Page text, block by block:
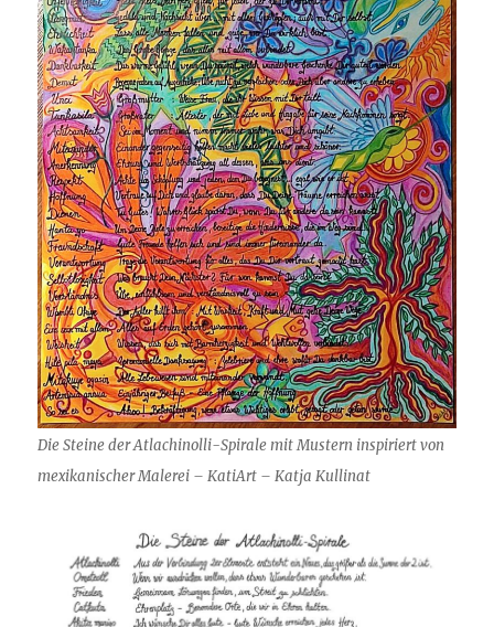
Die Steine der Atlachinolli-Spirale mit Mustern inspiriert von
mexikanischer Malerei – KatiArt – Katja Kullinat